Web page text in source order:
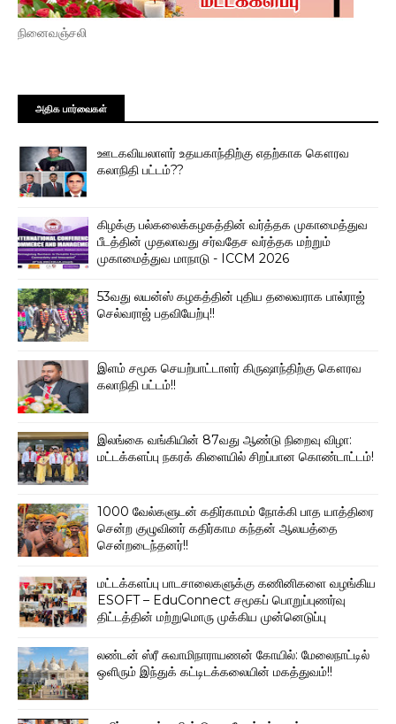
நினைவஞ்சலி
அதிக பார்வைகள்
ஊடகவியலாளர் உதயகாந்திற்கு எதற்காக கௌரவ
கலாநிதி பட்டம்??
கிழக்கு பல்கலைக்கழகத்தின் வர்த்தக முகாமைத்துவ
பீடத்தின் முதலாவது சர்வதேச வர்த்தக மற்றும்
முகாமைத்துவ மாநாடு - ICCM 2026
53வது லயன்ஸ் கழகத்தின் புதிய தலைவராக பால்ராஜ்
செல்வராஜ் பதவியேற்பு!!
இளம் சமூக செயற்பாட்டாளர் கிருஷாந்திற்கு கௌரவ
கலாநிதி பட்டம்!!
இலங்கை வங்கியின் 87வது ஆண்டு நிறைவு விழா:
மட்டக்களப்பு நகரக் கிளையில் சிறப்பான கொண்டாட்டம்!
1000 வேல்களுடன் கதிர்காமம் நோக்கி பாத யாத்திரை
சென்ற குழுவினர் கதிர்காம கந்தன் ஆலயத்தை
சென்றடைந்தனர்!!
மட்டக்களப்பு பாடசாலைகளுக்கு கணினிகளை வழங்கிய
ESOFT – EduConnect சமூகப் பொறுப்புணர்வு
திட்டத்தின் மற்றுமொரு முக்கிய முன்னெடுப்பு
லண்டன் ஸ்ரீ சுவாமிநாராயணன் கோயில்: மேலைநாட்டில்
ஒளிரும் இந்துக் கட்டிடக்கலையின் மகத்துவம்!!